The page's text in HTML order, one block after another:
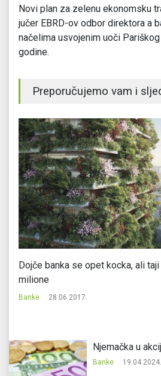
Novi plan za zelenu ekonomsku
jučer EBRD-ov odbor direktora a
načelima usvojenim uoči
godine.
Preporučujemo vam i
Dojče banka se opet kocka, ali
milione
Banke 28.06.2017.
Njemačka u
Banke 19.04.2024.